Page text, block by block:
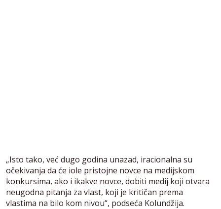
„Isto tako, već dugo godina unazad, iracionalna su
očekivanja da će iole pristojne novce na medijskom
konkursima, ako i ikakve novce, dobiti medij koji otvara
neugodna pitanja za vlast, koji je kritičan prema
vlastima na bilo kom nivou“, podseća Kolundžija.